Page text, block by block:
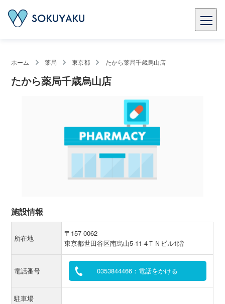
ホーム 薬局 東京都 たから薬局千歳烏山店
たから薬局千歳烏山店
施設情報
所在地
〒157-0062
東京都世田谷区南烏山5-11-4ＴＮビル1階
電話番号 0353844466：電話をかける
駐車場